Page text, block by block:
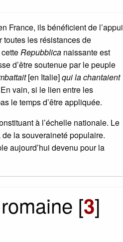
France, ils bénéficient de l’appui
toutes les résistances de
Repubblica naissante est
d’être soutenue par le peuple
[en Italie]qui la chantaient
vain, si le lien entre les
le temps d’être appliquée.
à l’échelle nationale. Le
la souveraineté populaire.
aujourd’hui devenu pour la
[3]